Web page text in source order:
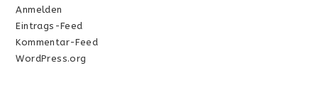
Anmelden
Eintrags-Feed
Kommentar-Feed
WordPress.org